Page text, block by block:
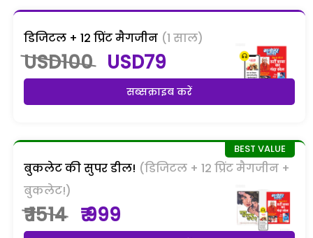
डिजिटल + 12 प्रिंट मैगजीन (1 साल)
USD100 USD79
सब्सक्राइब करें
बुकलेट की सुपर डील! (डिजिटल + 12 प्रिंट मैगजीन +
बुकलेट!)
₹ 1514 ₹ 999